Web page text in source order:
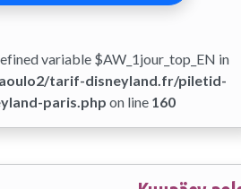
variable $AW_1jour_top_EN in
tarif-disneyland.fr/piletid-
paris.php on line 160